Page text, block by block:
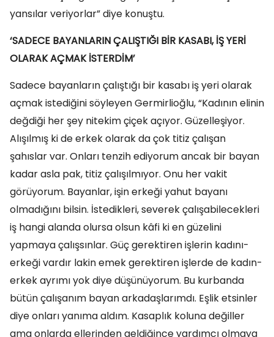
yansılar veriyorlar” diye konuştu.
‘SADECE BAYANLARIN ÇALIŞTIĞI BİR KASABI, İŞ YERİ
OLARAK AÇMAK İSTERDİM’
Sadece bayanların çalıştığı bir kasabı iş yeri olarak
açmak istediğini söyleyen Germirlioğlu, “Kadının elinin
değdiği her şey nitekim çiçek açıyor. Güzelleşiyor.
Alışılmış ki de erkek olarak da çok titiz çalışan
şahıslar var. Onları tenzih ediyorum ancak bir bayan
kadar asla pak, titiz çalışılmıyor. Onu her vakit
görüyorum. Bayanlar, işin erkeği yahut bayanı
olmadığını bilsin. İstedikleri, severek çalışabilecekleri
iş hangi alanda olursa olsun kâfi ki en güzelini
yapmaya çalışsınlar. Güç gerektiren işlerin kadını-
erkeği vardır lakin emek gerektiren işlerde de kadın-
erkek ayrımı yok diye düşünüyorum. Bu kurbanda
bütün çalışanım bayan arkadaşlarımdı. Eşlik etsinler
diye onları yanıma aldım. Kasaplık koluna değiller
ama onlarda ellerinden geldiğince yardımcı olmaya